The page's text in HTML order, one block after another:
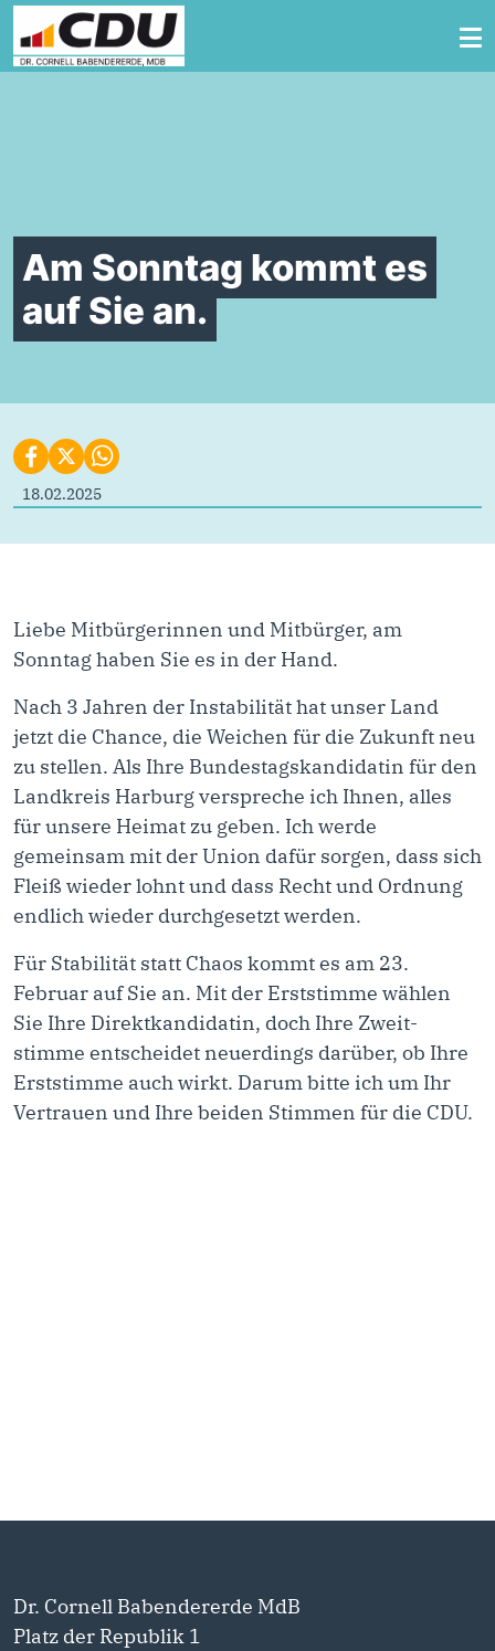
Zum Inhalt springen
Am Sonntag kommt es
auf Sie an.
18.02.2025
Liebe Mitbürgerinnen und Mitbürger, am
Sonntag haben Sie es in der Hand.
Nach 3 Jahren der Instabilität hat unser Land
jetzt die Chance, die Weichen für die Zukunft neu
zu stellen. Als Ihre Bundestagskandidatin für den
Landkreis Harburg verspreche ich Ihnen, alles
für unsere Heimat zu geben. Ich werde
gemeinsam mit der Union dafür sorgen, dass sich
Fleiß wieder lohnt und dass Recht und Ordnung
endlich wieder durchgesetzt werden.
Für Stabilität statt Chaos kommt es am 23.
Februar auf Sie an. Mit der Erststimme wählen
Sie Ihre Direktkandidatin, doch Ihre Zweit-
stimme entscheidet neuerdings darüber, ob Ihre
Erststimme auch wirkt. Darum bitte ich um Ihr
Vertrauen und Ihre beiden Stimmen für die CDU.
Dr. Cornell Babendererde MdB
Platz der Republik 1